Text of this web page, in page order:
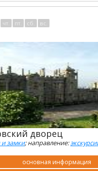
чт. пт. сб.
вс.
дворец
замки; направление:
основная информация